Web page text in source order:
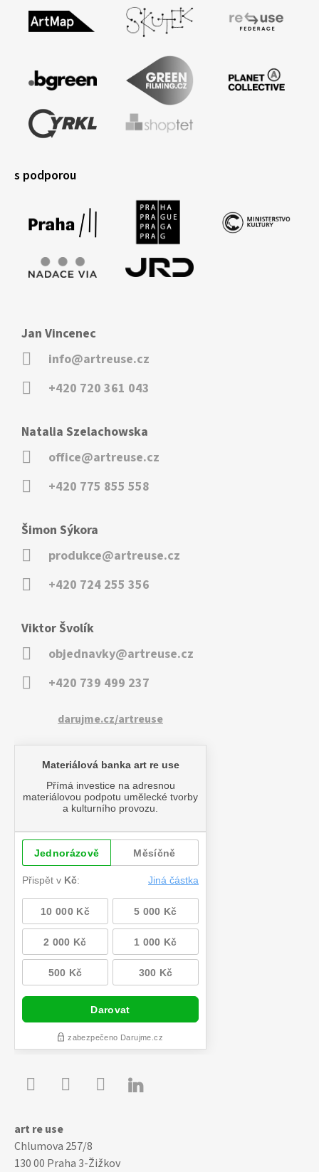
s podporou
Jan Vincenec
info@artreuse.cz
+420 720 361 043
Natalia Szelachowska
office@artreuse.cz
+420 775 855 558
Šimon Sýkora
produkce@artreuse.cz
+420 724 255 356
Viktor Švolík
objednavky@artreuse.cz
+420 739 499 237
darujme.cz/artreuse

art re use
Chlumova 257/8
130 00 Praha 3-Žižkov